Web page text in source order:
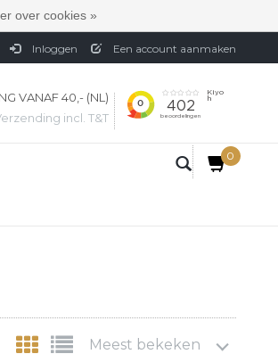
Inloggen Een account aanmaken
VANAF 40,- (NL)
incl. T&T
0
Meest bekeken
over cookies »